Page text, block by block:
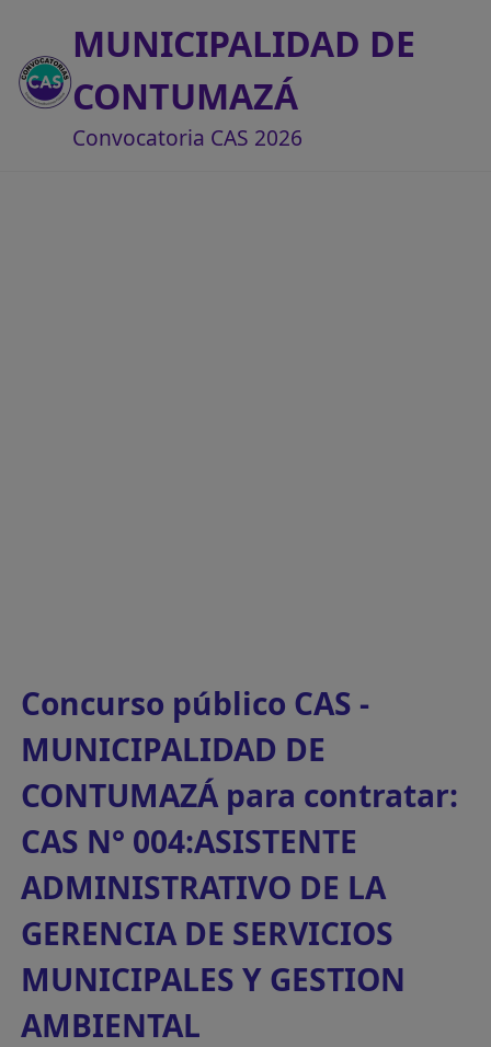
MUNICIPALIDAD DE
CONTUMAZÁ
Convocatoria CAS 2026
Concurso público CAS -
MUNICIPALIDAD DE
CONTUMAZÁ para contratar:
CAS N° 004:ASISTENTE
ADMINISTRATIVO DE LA
GERENCIA DE SERVICIOS
MUNICIPALES Y GESTION
AMBIENTAL